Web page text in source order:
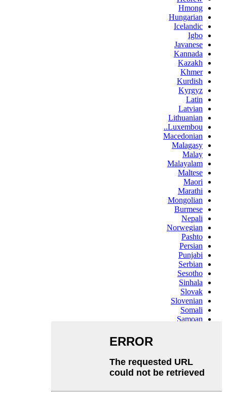
Hmong
Hungarian
Icelandic
Igbo
Javanese
Kannada
Kazakh
Khmer
Kurdish
Kyrgyz
Latin
Latvian
Lithuanian
Luxembou..
Macedonian
Malagasy
Malay
Malayalam
Maltese
Maori
Marathi
Mongolian
Burmese
Nepali
Norwegian
Pashto
Persian
Punjabi
Serbian
Sesotho
Sinhala
Slovak
Slovenian
Somali
Samoan
Swahili
Tajik
Telugu